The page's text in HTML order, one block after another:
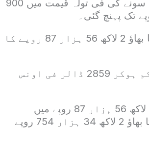
آل پاکستان جیمز اینڈ جیولر ایسوسی ایشن کے مطابق سونے کی فی تولہ قیمت میں 900
ایسوسی ایشن کے مطابق اسی طرح 10 گرام سونے کا بھاؤ 2 لاکھ 56 ہزار 87 روپے کا
دوسری جانب عالمی بازار میں سونے کا بھاؤ 9 ڈالر کم ہوکر 2859 ڈالر فی اونس
اسی طرح 24 قیراط 10 گرام سونا 772 روپے گر کر 2 لاکھ 56 ہزار 87 روپے میں
فروخت ہوا جبکہ 22 قیراط کے حامل 10 گرام سونے کا بھاؤ 2 لاکھ 34 ہزار 754 روپے